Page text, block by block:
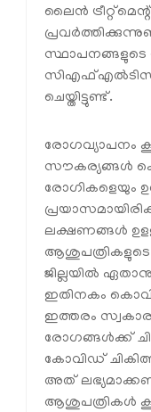
ലൈന്‍
ചെയ്തിട്ടുണ്ട്.
രോഗവ്യാപനം
സൗകര്യങ്ങള്‍
രോഗികളെയും
ലക്ഷണങ്ങള്‍
ആശുപത്രികളുടെ
ജില്ലയില്‍
ഇതിനകം
ഇത്തരം
രോഗങ്ങള്‍ക്ക്
കോവിഡ്
അത്
ആശുപത്രികള്‍